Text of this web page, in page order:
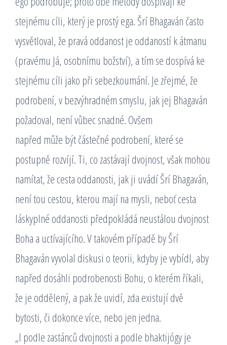
stejnému cíli, který je prostý ega. Šrí Bhagaván často
vysvětloval, že pravá oddanost je oddaností k átmanu
(pravému Já, osobnímu božství), a tím se dospívá ke
stejnému cíli jako při sebezkoumání. Je zřejmé, že
podrobení, v bezvýhradném smyslu, jak jej Bhagaván
požadoval, není vůbec snadné. Ovšem
napřed může být částečné podrobení, které se
postupně rozvíjí. Ti, co zastávají dvojnost, však mohou
namítat, že cesta oddanosti, jak ji uvádí Šrí Bhagaván,
není tou cestou, kterou mají na mysli, neboť cesta
láskyplné oddanosti předpokládá neustálou dvojnost
Boha a uctívajícího. V takovém případě by Šrí
Bhagaván vyvolal diskusi o teorii, kdyby je vybídl, aby
napřed dosáhli podrobenosti Bohu, o kterém říkali,
že je oddělený, a pak že uvidí, zda existují dvě
bytosti, či dokonce více, nebo jen jedna.
„I podle zastánců dvojnosti a podle bhaktijógy je